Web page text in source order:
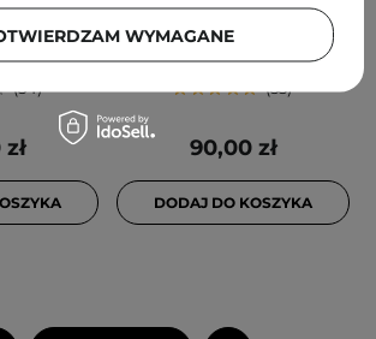
- 30ml
54
Przeciwstarzeniowe -
30ml
53
90,00 zł
DODAJ DO KOSZYKA
WYMAGANE